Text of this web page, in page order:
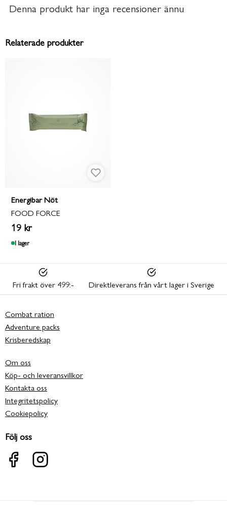
Denna produkt har inga recensioner ännu
Relaterade produkter
Energibar Nöt
FOOD FORCE
19 kr
I lager
Fri frakt över 499:- Direktleverans från vårt lager i Sverige
Combat ration
Adventure packs
Krisberedskap
Om oss
Köp- och leveransvillkor
Kontakta oss
Integritetspolicy
Cookiepolicy
Följ oss